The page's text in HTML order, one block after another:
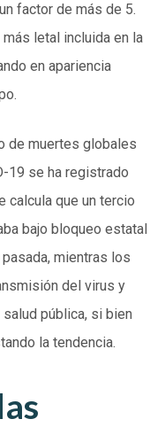
factor de más de 5.
letal incluida en la
en apariencia
de muertes globales
19 se ha registrado
calcula que un tercio
bajo bloqueo estatal
mientras los
del virus y
pública, si bien
la tendencia.